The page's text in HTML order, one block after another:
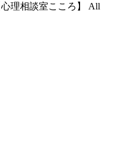
理相談室こころ】 All